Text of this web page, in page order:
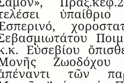
ὑπαίθριο
Εὐσεβίου
τῶν